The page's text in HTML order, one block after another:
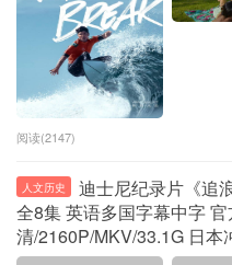
阅读(2147)
人文历史
迪士尼纪录片《追
全8集 英语多国字幕中字
清/2160P/MKV/33.1G 日本